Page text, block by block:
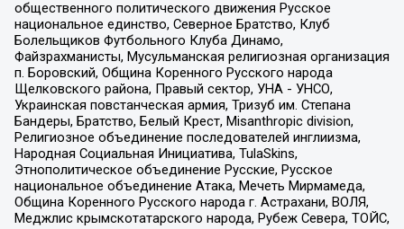
общественного политического движения Русское
национальное единство, Северное Братство, Клуб
Болельщиков Футбольного Клуба Динамо,
Файзрахманисты, Мусульманская религиозная организация
п. Боровский, Община Коренного Русского народа
Щелковского района, Правый сектор, УНА - УНСО,
Украинская повстанческая армия, Тризуб им. Степана
Бандеры, Братство, Белый Крест, Misanthropic division,
Религиозное объединение последователей инглиизма,
Народная Социальная Инициатива, TulaSkins,
Этнополитическое объединение Русские, Русское
национальное объединение Атака, Мечеть Мирмамеда,
Община Коренного Русского народа г. Астрахани, ВОЛЯ,
Меджлис крымскотатарского народа, Рубеж Севера, ТОЙС,